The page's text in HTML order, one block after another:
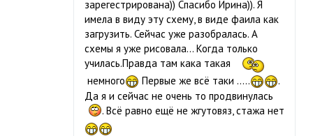
зарегестрирована)) Спасибо Ирина)). Я
имела в виду эту схему, в виде фаила как
загрузить. Сейчас уже разобралась. А
схемы я уже рисовала… Когда только
училась.Правда там кака такая
немного
Первые же всё таки .....
.
Да я и сейчас не очень то продвинулась
. Всё равно ещё не жгутовяз, стажа нет